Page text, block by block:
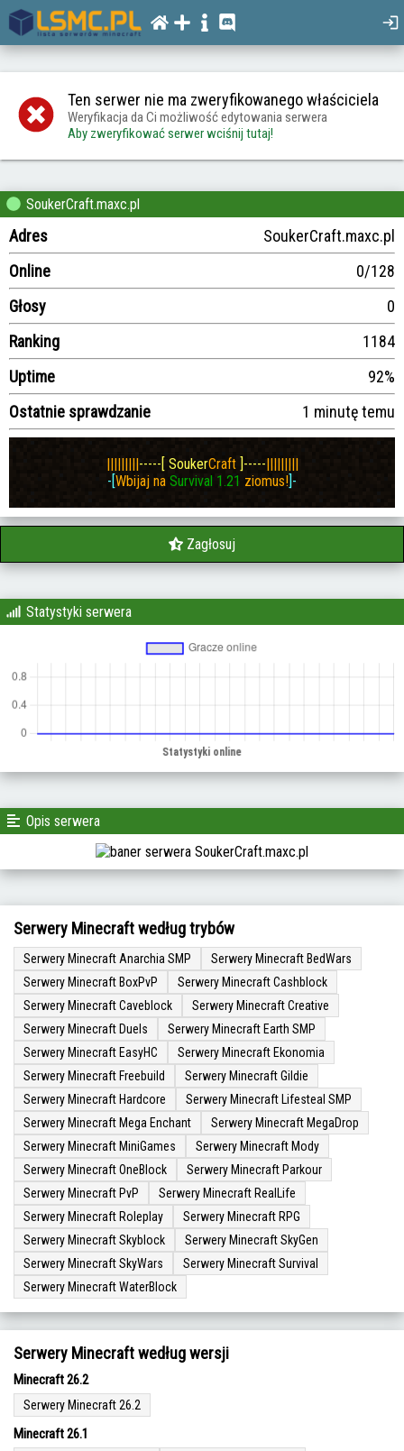
Ten serwer nie ma zweryfikowanego właściciela
Weryfikacja da Ci możliwość edytowania serwera
Aby zweryfikować serwer wciśnij tutaj!
SoukerCraft.maxc.pl
Adres
SoukerCraft.maxc.pl
Online
0/128
Głosy
0
Ranking
1184
Uptime
92%
Ostatnie sprawdzanie
1 minutę temu
|||||||||-----[ SoukerCraft ]-----|||||||||
-[Wbijaj na Survival 1.21 ziomus!]-
Zagłosuj
Statystyki serwera
Opis serwera
Serwery Minecraft według trybów
Serwery Minecraft Anarchia SMP
Serwery Minecraft BedWars
Serwery Minecraft BoxPvP
Serwery Minecraft Cashblock
Serwery Minecraft Caveblock
Serwery Minecraft Creative
Serwery Minecraft Duels
Serwery Minecraft Earth SMP
Serwery Minecraft EasyHC
Serwery Minecraft Ekonomia
Serwery Minecraft Freebuild
Serwery Minecraft Gildie
Serwery Minecraft Hardcore
Serwery Minecraft Lifesteal SMP
Serwery Minecraft Mega Enchant
Serwery Minecraft MegaDrop
Serwery Minecraft MiniGames
Serwery Minecraft Mody
Serwery Minecraft OneBlock
Serwery Minecraft Parkour
Serwery Minecraft PvP
Serwery Minecraft RealLife
Serwery Minecraft Roleplay
Serwery Minecraft RPG
Serwery Minecraft Skyblock
Serwery Minecraft SkyGen
Serwery Minecraft SkyWars
Serwery Minecraft Survival
Serwery Minecraft WaterBlock
Serwery Minecraft według wersji
Minecraft 26.2
Serwery Minecraft 26.2
Minecraft 26.1